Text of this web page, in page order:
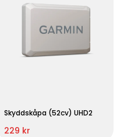
Skyddskåpa (52cv) UHD2
229 kr